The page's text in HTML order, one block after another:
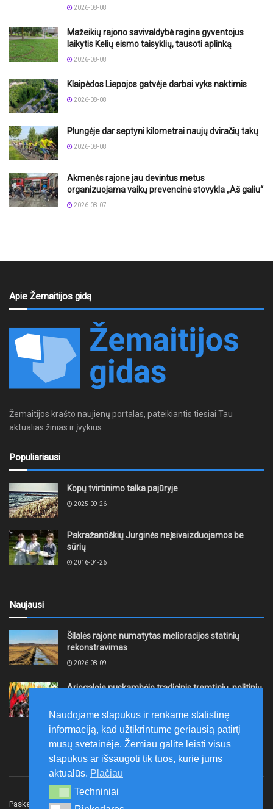
2026-08-08
Mažeikių rajono savivaldybė ragina gyventojus
laikytis Kelių eismo taisyklių, tausoti aplinką
2026-08-08
Klaipėdos Liepojos gatvėje darbai vyks naktimis
2026-08-08
Plungėje dar septyni kilometrai naujų dviračių takų
2026-08-08
Akmenės rajone jau devintus metus
organizuojama vaikų prevencinė stovykla „Aš galiu“
2026-08-07
Apie Žemaitijos gidą
Žemaitijos krašto naujienų portalas, pateikiantis tiesiai Tau
aktualias žinias ir įvykius.
Populiariausi
Kopų tvirtinimo talka pajūryje
2025-09-26
Pakražantiškių Jurginės neįsivaizduojamos be
sūrių
2016-04-26
Naujausi
Šilalės rajone numatytas melioracijos statinių
rekonstravimas
2026-08-09
Ariogaloje nuskambėjo tradicinis tremtinių, politinių
širdy“
2026-08-08
Paskelbk naujieną Rašyti redakcijai
Naudojame slapukus ir renkame statistinę
informaciją, kad užtikrintume geriausią patirtį
mūsų svetainėje. Žemiau galite leisti visus
slapukus ar išsaugoti tik tuos, kurie jums
aktualūs. Plačiau
Techniniai
Techniniai